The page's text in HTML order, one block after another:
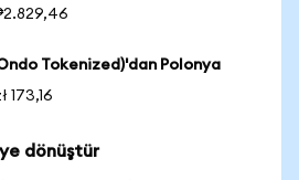
Tokenized)'dan Polonya
173,16
dönüştür